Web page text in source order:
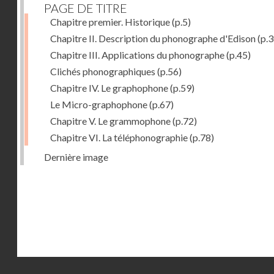
PAGE DE TITRE
Chapitre premier. Historique(p.5)
Chapitre II. Description du phonographe d'Edison
Chapitre III. Applications du phonographe(p.45)
Clichés phonographiques (p.56)
Chapitre IV. Le graphophone(p.59)
Le Micro-graphophone(p.67)
Chapitre V. Le grammophone(p.72)
Chapitre VI. La téléphonographie(p.78)
Dernière image